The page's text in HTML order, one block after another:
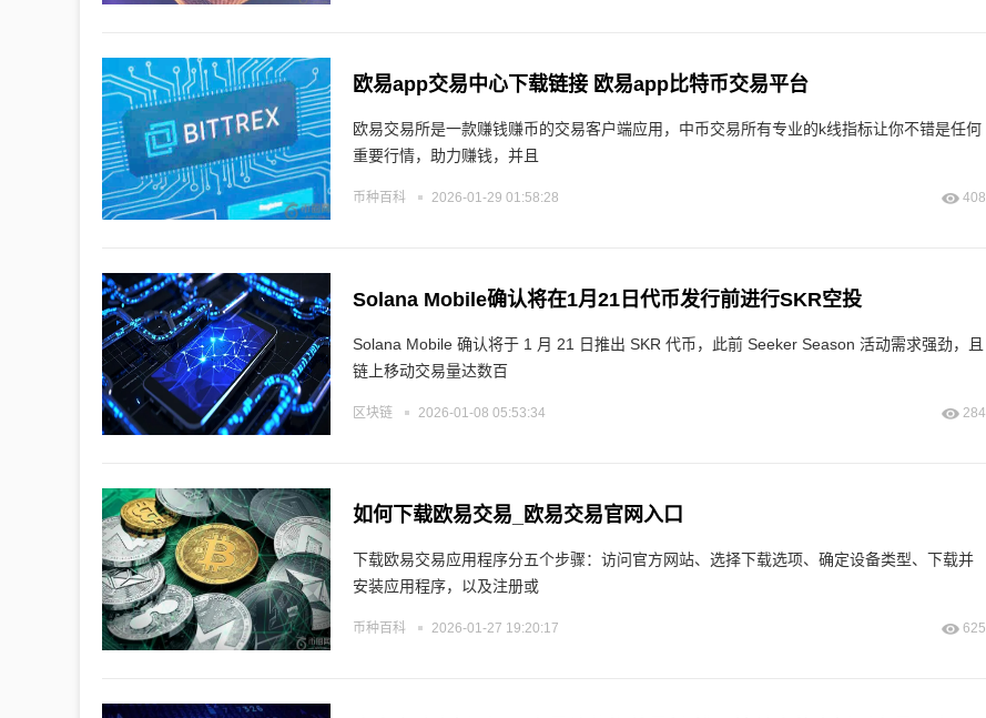
欧易app交易中心下载链接 欧易app比特币交易平台
欧易交易所是一款赚钱赚币的交易客户端应用，中币交易所有专业的k线指标让你不错是任何
重要行情，助力赚钱，并且
币种百科 2026-01-29 01:58:28 408
Solana Mobile确认将在1月21日代币发行前进行SKR空投
Solana Mobile 确认将于 1 月 21 日推出 SKR 代币，此前 Seeker Season 活动需求强劲，且
链上移动交易量达数百
区块链 2026-01-08 05:53:34 284
如何下载欧易交易_欧易交易官网入口
下载欧易交易应用程序分五个步骤：访问官方网站、选择下载选项、确定设备类型、下载并
安装应用程序，以及注册或
币种百科 2026-01-27 19:20:17 625